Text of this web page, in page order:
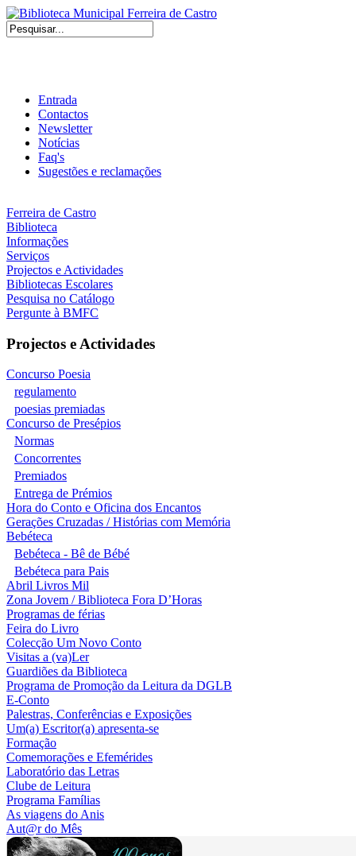
Entrada
Contactos
Newsletter
Notícias
Faq's
Sugestões e reclamações
Ferreira de Castro
Biblioteca
Informações
Serviços
Projectos e Actividades
Bibliotecas Escolares
Pesquisa no Catálogo
Pergunte à BMFC
Projectos e Actividades
Concurso Poesia
regulamento
poesias premiadas
Concurso de Presépios
Normas
Concorrentes
Premiados
Entrega de Prémios
Hora do Conto e Oficina dos Encantos
Gerações Cruzadas / Histórias com Memória
Bebéteca
Bebéteca - Bê de Bébé
Bebéteca para Pais
Abril Livros Mil
Zona Jovem / Biblioteca Fora D’Horas
Programas de férias
Feira do Livro
Colecção Um Novo Conto
Visitas a (va)Ler
Guardiões da Biblioteca
Programa de Promoção da Leitura da DGLB
E-Conto
Palestras, Conferências e Exposições
Um(a) Escritor(a) apresenta-se
Formação
Comemorações e Efemérides
Laboratório das Letras
Clube de Leitura
Programa Famílias
As viagens do Anis
Aut@r do Mês